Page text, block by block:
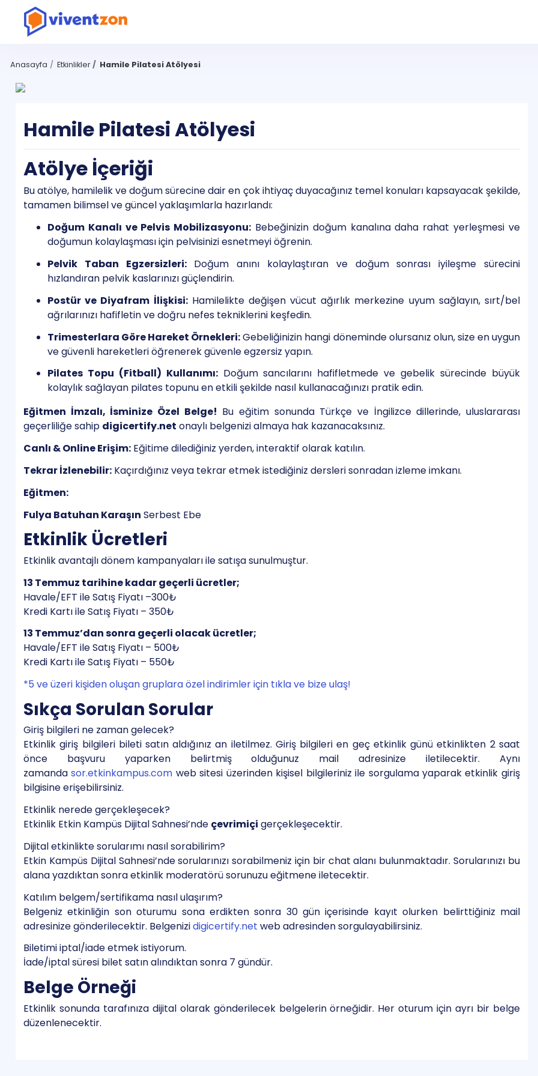
Anasayfa Etkinlikler Hamile Pilatesi Atölyesi
Hamile Pilatesi Atölyesi
Atölye İçeriği
Bu atölye, hamilelik ve doğum sürecine dair en çok ihtiyaç duyacağınız temel konuları kapsayacak şekilde,
tamamen bilimsel ve güncel yaklaşımlarla hazırlandı:
Doğum Kanalı ve Pelvis Mobilizasyonu: Bebeğinizin doğum kanalına daha rahat yerleşmesi ve
doğumun kolaylaşması için pelvisinizi esnetmeyi öğrenin.
Pelvik Taban Egzersizleri:Doğum anını kolaylaştıran ve doğum sonrası iyileşme sürecini
hızlandıran pelvik kaslarınızı güçlendirin.
Postür ve Diyafram İlişkisi:Hamilelikte değişen vücut ağırlık merkezine uyum sağlayın, sırt/bel
ağrılarınızı hafifletin ve doğru nefes tekniklerini keşfedin.
Trimesterlara Göre Hareket Örnekleri:Gebeliğinizin hangi döneminde olursanız olun, size en uygun
ve güvenli hareketleri öğrenerek güvenle egzersiz yapın.
Pilates Topu (Fitball) Kullanımı:Doğum sancılarını hafifletmede ve gebelik sürecinde büyük
kolaylık sağlayan pilates topunu en etkili şekilde nasıl kullanacağınızı pratik edin.
Eğitmen İmzalı, İsminize Özel Belge! Bu eğitim sonunda Türkçe ve İngilizce dillerinde, uluslararası
geçerliliğe sahip digicertify.net onaylı belgenizi almaya hak kazanacaksınız.
Canlı & Online Erişim: Eğitime dilediğiniz yerden, interaktif olarak katılın.
Tekrar İzlenebilir: Kaçırdığınız veya tekrar etmek istediğiniz dersleri sonradan izleme imkanı.
Eğitmen:
Fulya Batuhan Karaşın Serbest Ebe
Etkinlik Ücretleri
Etkinlik avantajlı dönem kampanyaları ile satışa sunulmuştur.
13 Temmuz tarihine kadar geçerli ücretler;
Havale/EFT ile Satış Fiyatı –300₺
Kredi Kartı ile Satış Fiyatı – 350₺
13 Temmuz’dan sonra geçerli olacak ücretler;
Havale/EFT ile Satış Fiyatı – 500₺
Kredi Kartı ile Satış Fiyatı – 550₺
*5 ve üzeri kişiden oluşan gruplara özel indirimler için tıkla ve bize ulaş!
Sıkça Sorulan Sorular
Giriş bilgileri ne zaman gelecek?
Etkinlik giriş bilgileri bileti satın aldığınız an iletilmez. Giriş bilgileri en geç etkinlik günü etkinlikten 2 saat
önce başvuru yaparken belirtmiş olduğunuz mail adresinize iletilecektir. Aynı
zamandasor.etkinkampus.com web sitesi üzerinden kişisel bilgileriniz ile sorgulama yaparak etkinlik giriş
bilgisine erişebilirsiniz.
Etkinlik nerede gerçekleşecek?
Etkinlik Etkin Kampüs Dijital Sahnesi’nde çevrimiçi gerçekleşecektir.
Dijital etkinlikte sorularımı nasıl sorabilirim?
Etkin Kampüs Dijital Sahnesi’nde sorularınızı sorabilmeniz için bir chat alanı bulunmaktadır. Sorularınızı bu
alana yazdıktan sonra etkinlik moderatörü sorunuzu eğitmene iletecektir.
Katılım belgem/sertifikama nasıl ulaşırım?
Belgeniz etkinliğin son oturumu sona erdikten sonra 30 gün içerisinde kayıt olurken belirttiğiniz mail
adresinize gönderilecektir. Belgenizidigicertify.net web adresinden sorgulayabilirsiniz.
Biletimi iptal/iade etmek istiyorum.
İade/iptal süresi bilet satın alındıktan sonra 7 gündür.
Belge Örneği
Etkinlik sonunda tarafınıza dijital olarak gönderilecek belgelerin örneğidir. Her oturum için ayrı bir belge
düzenlenecektir.